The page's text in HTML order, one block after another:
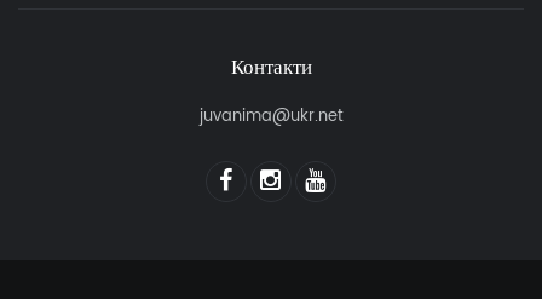
Контакти
juvanima@ukr.net